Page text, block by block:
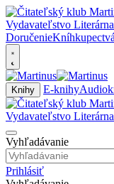
DoručenieKníhkupectvá
Knihy E-knihy
Vyhľadávanie
Prihlásiť